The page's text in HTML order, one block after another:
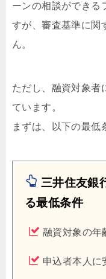
ーンの相談ができる
すが、審査基準に関
ん。
ただし、融資対象者
ています。
まずは、以下の最低
三井住友銀
る最低条件
融資対象の年
申込者本人に